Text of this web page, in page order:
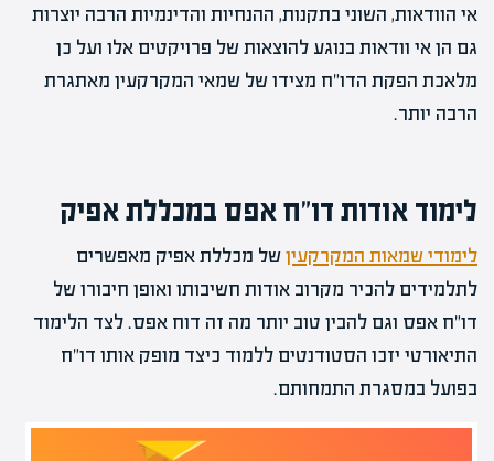
אי הוודאות, השוני בתקנות, ההנחיות והדינמיות הרבה יוצרות
גם הן אי וודאות בנוגע להוצאות של פרויקטים אלו ועל כן
מלאכת הפקת הדו"ח מצידו של שמאי המקרקעין מאתגרת
הרבה יותר.
לימוד אודות דו"ח אפס במכללת אפיק
לימודי שמאות המקרקעיןשל מכללת אפיק מאפשרים
לתלמידים להכיר מקרוב אודות חשיבותו ואופן חיבורו של
דו"ח אפס וגם להבין טוב יותר מה זה דוח אפס. לצד הלימוד
התיאורטי יזכו הסטודנטים ללמוד כיצד מופק אותו דו"ח
בפועל במסגרת התמחותם.